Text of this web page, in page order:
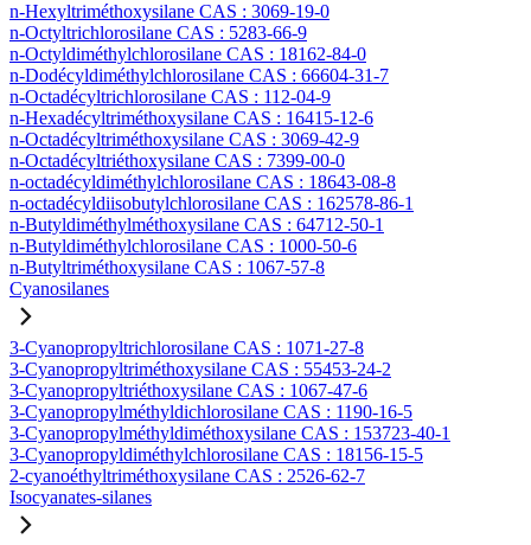
n-Hexyltriméthoxysilane CAS : 3069-19-0
n-Octyltrichlorosilane CAS : 5283-66-9
n-Octyldiméthylchlorosilane CAS : 18162-84-0
n-Dodécyldiméthylchlorosilane CAS : 66604-31-7
n-Octadécyltrichlorosilane CAS : 112-04-9
n-Hexadécyltriméthoxysilane CAS : 16415-12-6
n-Octadécyltriméthoxysilane CAS : 3069-42-9
n-Octadécyltriéthoxysilane CAS : 7399-00-0
n-octadécyldiméthylchlorosilane CAS : 18643-08-8
n-octadécyldiisobutylchlorosilane CAS : 162578-86-1
n-Butyldiméthylméthoxysilane CAS : 64712-50-1
n-Butyldiméthylchlorosilane CAS : 1000-50-6
n-Butyltriméthoxysilane CAS : 1067-57-8
Cyanosilanes
3-Cyanopropyltrichlorosilane CAS : 1071-27-8
3-Cyanopropyltriméthoxysilane CAS : 55453-24-2
3-Cyanopropyltriéthoxysilane CAS : 1067-47-6
3-Cyanopropylméthyldichlorosilane CAS : 1190-16-5
3-Cyanopropylméthyldiméthoxysilane CAS : 153723-40-1
3-Cyanopropyldiméthylchlorosilane CAS : 18156-15-5
2-cyanoéthyltriméthoxysilane CAS : 2526-62-7
Isocyanates-silanes